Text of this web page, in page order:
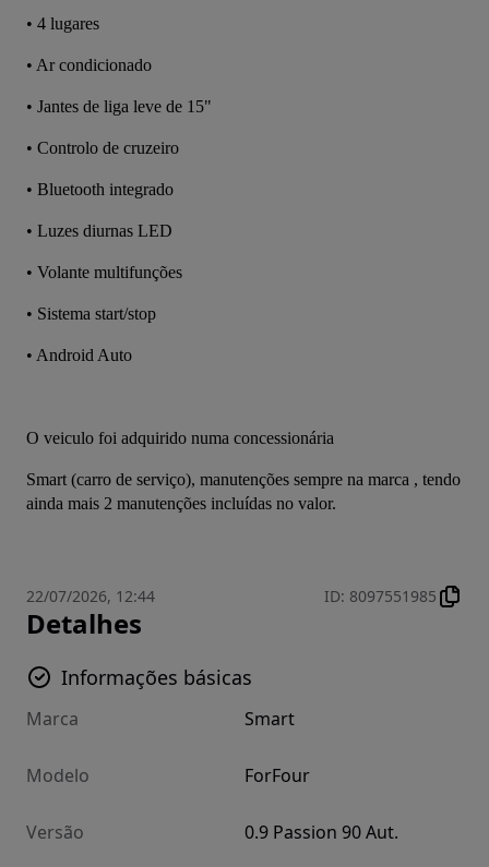
• 4 lugares
• Ar condicionado
• Jantes de liga leve de 15"
• Controlo de cruzeiro
• Bluetooth integrado
• Luzes diurnas LED
• Volante multifunções
• Sistema start/stop
• Android Auto
O veiculo foi adquirido numa concessionária
Smart (carro de serviço), manutenções sempre na marca , tendo
ainda mais 2 manutenções incluídas no valor.
22/07/2026, 12:44 ID: 8097551985
Detalhes
Informações básicas
Marca Smart
Modelo ForFour
Versão 0.9 Passion 90 Aut.